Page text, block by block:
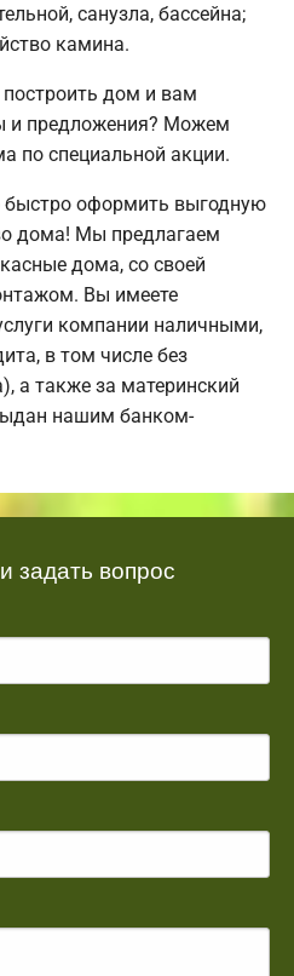
санузла, бассейна;
камина.
дом и вам
и предложения? Можем
по специальной акции.
оформить выгодную
дома! Мы предлагаем
дома, со своей
Вы имеете
компании наличными,
в том числе без
а также за материнский
нашим банком-
задать вопрос